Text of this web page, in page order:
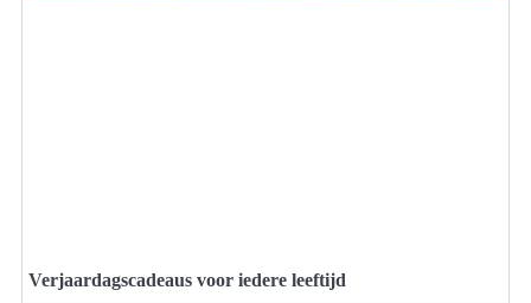
Verjaardagscadeaus voor iedere leeftijd